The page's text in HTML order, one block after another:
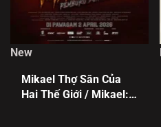
New
Mikael Thợ Săn Của
Hai Thế Giới / Mikael: